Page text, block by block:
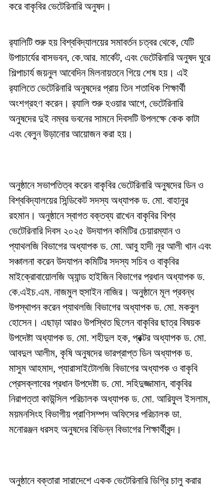
করে বাকৃবির ভেটেরিনারি অনুষদ।
র‌্যালিটি শুরু হয় বিশ্ববিদ্যালয়ের সমাবর্তন চত্বর থেকে, যেটি
উপাচার্যের বাসভবন, কে.আর. মার্কেট, এবং ভেটেরিনারি অনুষদ ঘুরে
শিল্পাচার্য জয়নুল আবেদিন মিলনায়তনে গিয়ে শেষ হয়। এই
র‌্যালিতে ভেটেরিনারি অনুষদের প্রায় তিন শতাধিক শিক্ষার্থী
অংশগ্রহণ করেন। র‌্যালি শুরু হওয়ার আগে, ভেটেরিনারি
অনুষদের দুই নম্বর ভবনের সামনে দিবসটি উপলক্ষে কেক কাটা
এবং বেলুন উড়ানোর আয়োজন করা হয়।
অনুষ্ঠানে সভাপতিত্ব করেন বাকৃবির ভেটেরিনারি অনুষদের ডিন ও
বিশ্ববিদ্যালয়ের সিন্ডিকেট সদস্য অধ্যাপক ড. মো. বাহানুর
রহমান। অনুষ্ঠানে স্বাগত বক্তব্য রাখেন বাকৃবির বিশ্ব
ভেটেরিনারি দিবস ২০২৫ উদযাপন কমিটির চেয়ারম্যান ও
প্যাথলজি বিভাগের অধ্যাপক ড. মো. আবু হাদী নূর আলী খান এবং
সঞ্চালনা করেন উদযাপন কমিটির সদস্য সচিব ও বাকৃবির
মাইক্রোবায়োলজি অ্যান্ড হাইজিন বিভাগের প্রধান অধ্যাপক ড.
কে.এইচ.এম. নাজমুল হুসাইন নাজির। অনুষ্ঠানে মূল প্রবন্ধ
উপস্থাপন করেন প্যাথলজি বিভাগের অধ্যাপক ড. মো. মকবুল
হোসেন। এছাড়া আরও উপস্থিত ছিলেন বাকৃবির ছাত্র বিষয়ক
উপদেষ্টা অধ্যাপক ড. মো. শহীদুল হক, প্রক্টর অধ্যাপক ড. মো.
আবদুল আলীম, কৃষি অনুষদের ভারপ্রাপ্ত ডিন অধ্যাপক ড.
মাসুম আহমাদ, প্যারাসাইটোলজি বিভাগের অধ্যাপক ও বাকৃবি
প্রেসক্লাবের প্রধান উপদেষ্টা ড. মো. সহিদুজ্জামান, বাকৃবির
নিরাপত্তা কাউন্সিল পরিচালক অধ্যাপক ড. মো. আরিফুল ইসলাম,
ময়মনসিংহ বিভাগীয় প্রাণিসম্পদ অফিসের পরিচালক ডা.
মনোরঞ্জন ধরসহ অনুষদের বিভিন্ন বিভাগের শিক্ষার্থীবৃন্দ।
অনুষ্ঠানে বক্তারা সারাদেশে একক ভেটেরিনারি ডিগ্রি চালু করার